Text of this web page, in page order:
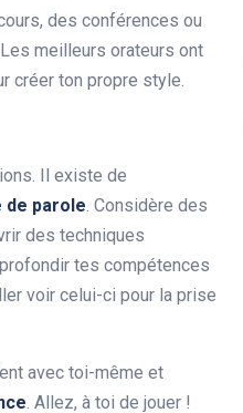
des conférences ou
meilleurs orateurs ont
créer ton propre style.
Il existe de
de parole. Considère des
des techniques
tes compétences
voir celui-ci pour la prise
avec toi-même et
. Allez, à toi de jouer !